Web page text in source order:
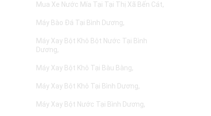
Mua Xe Nước Mía Tại Tại Thị Xã Bến Cát
Máy Bào Đá Tại Bình Dương
Máy Xay Bột Khô Bột Nước Tại Bình
Dương
Máy Xay Bột Khô Tại Bàu Bàng
Máy Xay Bột Khô Tại Bình Dương
Máy Xay Bột Nước Tại Bình Dương